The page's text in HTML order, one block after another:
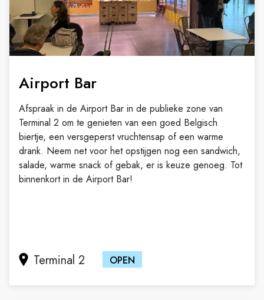
Airport Bar
Afspraak in de Airport Bar in de publieke zone van
Terminal 2 om te genieten van een goed Belgisch
biertje, een versgeperst vruchtensap of een warme
drank. Neem net voor het opstijgen nog een sandwich,
salade, warme snack of gebak, er is keuze genoeg. Tot
binnenkort in de Airport Bar!
Terminal 2 OPEN